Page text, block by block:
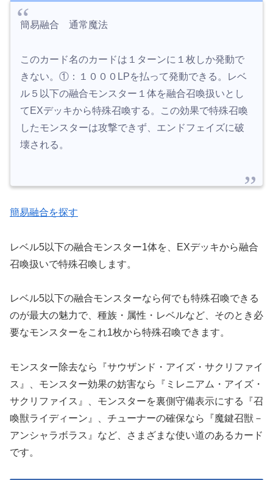
簡易融合 通常魔法
このカード名のカードは１ターンに１枚しか発動で
きない。①：１０００LPを払って発動できる。レベ
ル５以下の融合モンスター１体を融合召喚扱いとし
てEXデッキから特殊召喚する。この効果で特殊召喚
したモンスターは攻撃できず、エンドフェイズに破
壊される。
簡易融合を探す
レベル5以下の融合モンスター1体を、EXデッキから融合
召喚扱いで特殊召喚します。
レベル5以下の融合モンスターなら何でも特殊召喚できる
のが最大の魅力で、種族・属性・レベルなど、そのとき必
要なモンスターをこれ1枚から特殊召喚できます。
モンスター除去なら『サウザンド・アイズ・サクリファイ
ス』、モンスター効果の妨害なら『ミレニアム・アイズ・
サクリファイス』、モンスターを裏側守備表示にする『召
喚獣ライディーン』、チューナーの確保なら『魔鍵召獣－
アンシャラボラス』など、さまざまな使い道のあるカード
です。